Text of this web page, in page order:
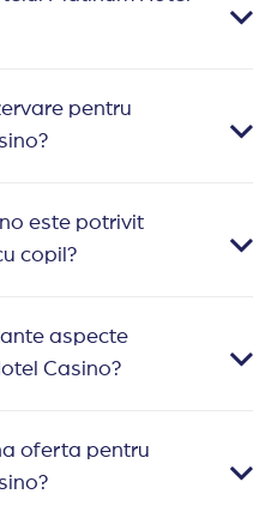
pentru
este potrivit
copil?
aspecte
Casino?
oferta pentru